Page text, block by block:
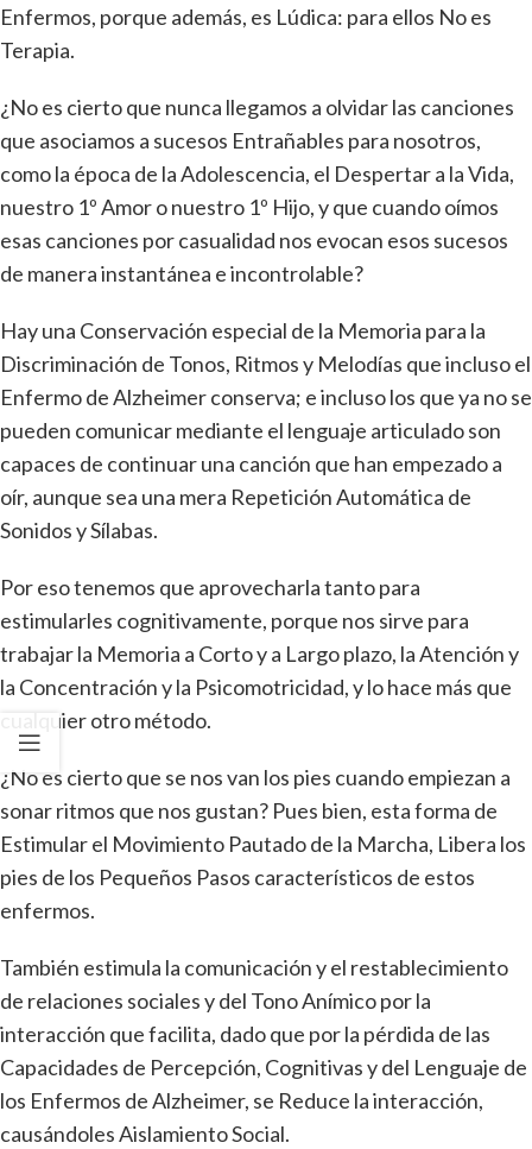
Enfermos, porque además, es Lúdica: para ellos No es
Terapia.
¿No es cierto que nunca llegamos a olvidar las canciones
que asociamos a sucesos Entrañables para nosotros,
como la época de la Adolescencia, el Despertar a la Vida,
nuestro 1º Amor o nuestro 1º Hijo, y que cuando oímos
esas canciones por casualidad nos evocan esos sucesos
de manera instantánea e incontrolable?
Hay una Conservación especial de la Memoria para la
Discriminación de Tonos, Ritmos y Melodías que incluso el
Enfermo de Alzheimer conserva; e incluso los que ya no se
pueden comunicar mediante el lenguaje articulado son
capaces de continuar una canción que han empezado a
oír, aunque sea una mera Repetición Automática de
Sonidos y Sílabas.
Por eso tenemos que aprovecharla tanto para
estimularles cognitivamente, porque nos sirve para
trabajar la Memoria a Corto y a Largo plazo, la Atención y
la Concentración y la Psicomotricidad, y lo hace más que
cualquier otro método.
¿No es cierto que se nos van los pies cuando empiezan a
sonar ritmos que nos gustan? Pues bien, esta forma de
Estimular el Movimiento Pautado de la Marcha, Libera los
pies de los Pequeños Pasos característicos de estos
enfermos.
También estimula la comunicación y el restablecimiento
de relaciones sociales y del Tono Anímico por la
interacción que facilita, dado que por la pérdida de las
Capacidades de Percepción, Cognitivas y del Lenguaje de
los Enfermos de Alzheimer, se Reduce la interacción,
causándoles Aislamiento Social.